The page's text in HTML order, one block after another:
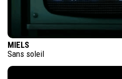
MIELS
Sans soleil